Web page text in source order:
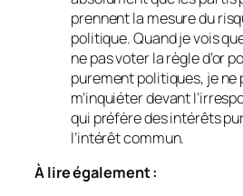
prennent la mesure du
politique. Quand je vois
ne pas voter la règle d’or
purement politiques, je ne
m’inquiéter devant
qui préfère des intérêts
l’intérêt commun.
À lire également :